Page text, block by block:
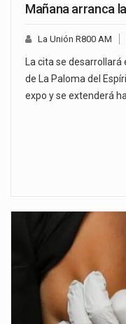
Mañana arranca
La Unión R800 AM
La cita se
de La Paloma del
expo y se extenderá